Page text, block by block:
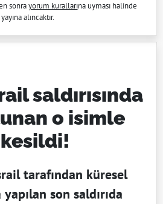
sonrayorum kurallarına uyması halinde
yayına alıncaktır.
saldırısında
o isimle
tarafından küresel
son saldırıda